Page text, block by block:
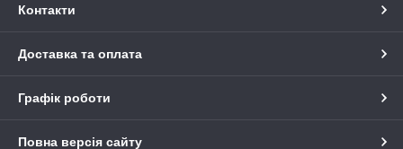
Контакти
Доставка та оплата
Графік роботи
Повна версія сайту